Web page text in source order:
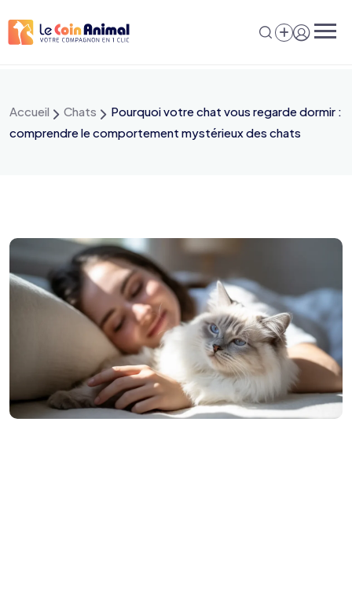
au
Accueil Chats
Pourquoi votre chat vous regarde dormir :
comprendre le comportement mystérieux des chats